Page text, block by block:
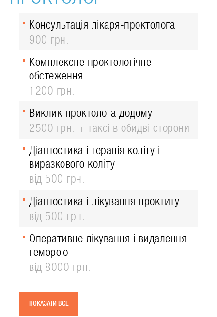
Консультація лікаря-проктолога
900 грн.
Комплексне проктологічне
обстеження
1200 грн.
Виклик проктолога додому
2500 грн. + таксі в обидві сторони
Діагностика і терапія коліту і
виразкового коліту
від 500 грн.
Діагностика і лікування проктиту
від 500 грн.
Оперативне лікування і видалення
геморою
від 8000 грн.
ПОКАЗАТИ ВСЕ